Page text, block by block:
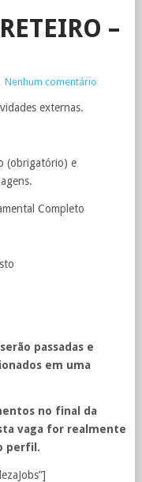
–
Nenhum comentário
externas.
(obrigatório) e
Completo
passadas e
em uma
no final da
vaga for realmente
perfil.